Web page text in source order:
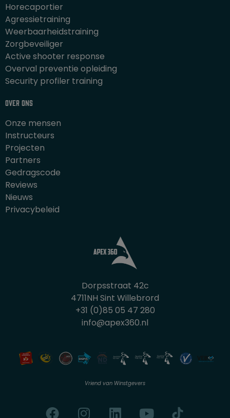
Horecaportier
Agressietraining
Weerbaarheidstraining
Zorgbeveiliger
Active shooter response
Overval preventie opleiding
Security profiler training
Over ons
Onze mensen
Instructeurs
Projecten
Partners
Gedragscode
Reviews
Nieuws
Privacybeleid
Dorpsstraat 42c
4711NH Sint Willebrord
+31 (0)85 05 47 280
info@apex360.nl
Vriend van Winstgevers
F I L Y